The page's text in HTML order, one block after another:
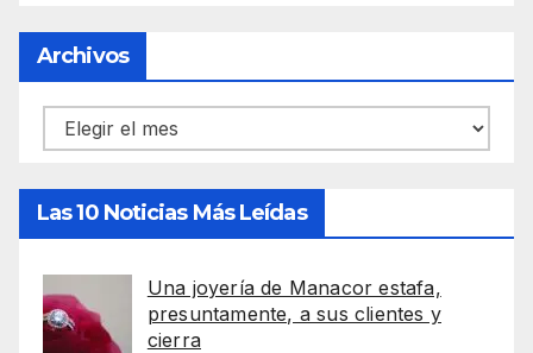
Archivos
Archivos
Las 10 Noticias Más Leídas
Una joyería de Manacor estafa,
presuntamente, a sus clientes y
cierra